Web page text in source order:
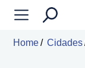
Home Cidades